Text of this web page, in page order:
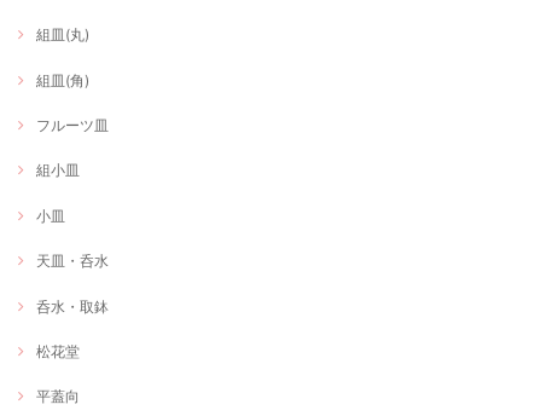
組皿(丸)
組皿(角)
フルーツ皿
組小皿
小皿
天皿・呑水
呑水・取鉢
松花堂
平蓋向